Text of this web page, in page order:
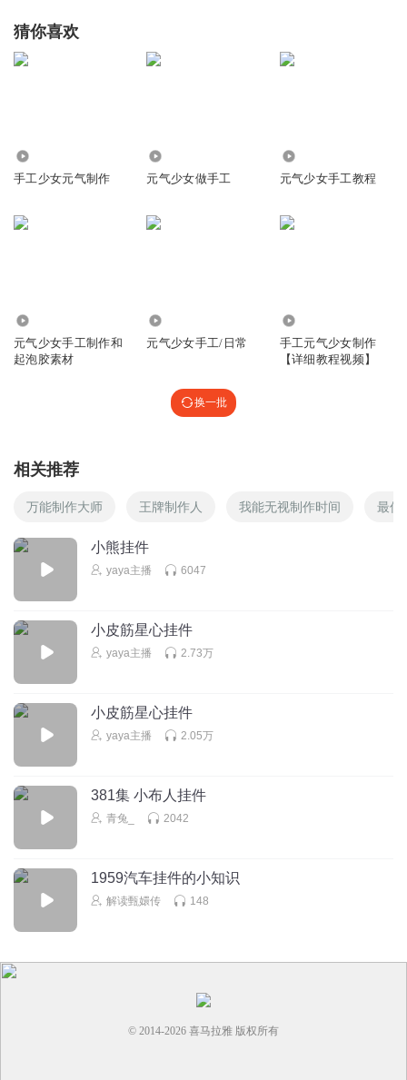
给我做一个吗？ 🥹
猜你喜欢
手工少女元气制作 元气少女做手工 元气少女手工教程
元气少女手工制作和
起泡胶素材
元气少女手工/日常
手工元气少女制作
【详细教程视频】
换一批
相关推荐
万能制作大师 王牌制作人 我能无视制作时间 最佳
小熊挂件
yaya主播 6047
小皮筋星心挂件
yaya主播 2.73万
小皮筋星心挂件
yaya主播 2.05万
381集 小布人挂件
青兔_ 2042
1959汽车挂件的小知识
解读甄嬛传 148
© 2014-2026 喜马拉雅 版权所有